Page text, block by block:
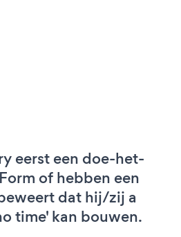
eerst een doe-het-
of hebben een
dat hij/zij a
time' kan bouwen.